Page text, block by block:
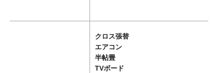
クロス張替
エアコン
半帖畳
TVボード